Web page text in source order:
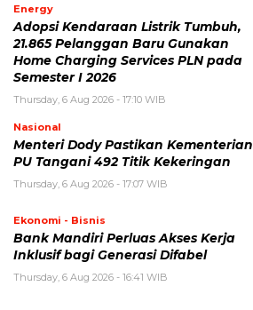
Energy
Adopsi Kendaraan Listrik Tumbuh,
21.865 Pelanggan Baru Gunakan
Home Charging Services PLN pada
Semester I 2026
Thursday, 6 Aug 2026 - 17:10 WIB
Nasional
Menteri Dody Pastikan Kementerian
PU Tangani 492 Titik Kekeringan
Thursday, 6 Aug 2026 - 17:07 WIB
Ekonomi - Bisnis
Bank Mandiri Perluas Akses Kerja
Inklusif bagi Generasi Difabel
Thursday, 6 Aug 2026 - 16:41 WIB